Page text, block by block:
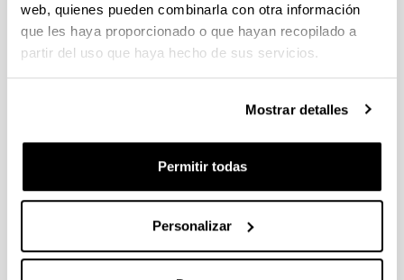
web, quienes pueden combinarla con otra información
que les haya proporcionado o que hayan recopilado a
partir del uso que haya hecho de sus servicios.
Mostrar detalles
Permitir todas
Personalizar
Datos de contacto
TELÉFONO: 94 601 38 73
E-MAIL : marcela.espinosa@ehu.eus
DESPACHO: DEPARTAMENTO : Economía Financiera I
Curriculum Vitae